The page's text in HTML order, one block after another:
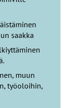
saakka
muun
työoloihin,